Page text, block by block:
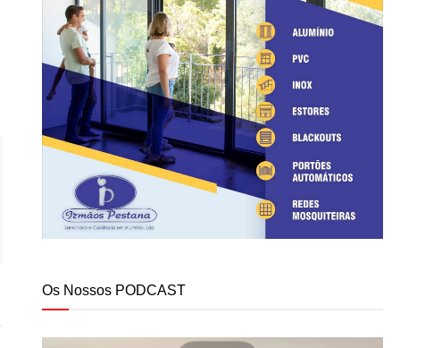
Os Nossos PODCAST